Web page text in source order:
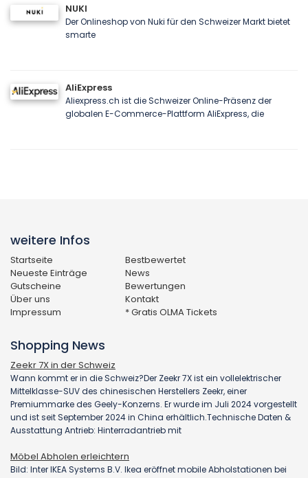
NUKI
Der Onlineshop von Nuki für den Schweizer Markt bietet
smarte
AliExpress
Aliexpress.ch ist die Schweizer Online-Präsenz der
globalen E-Commerce-Plattform AliExpress, die
weitere Infos
Startseite
Bestbewertet
Neueste Einträge
News
Gutscheine
Bewertungen
Über uns
Kontakt
Impressum
* Gratis OLMA Tickets
Shopping News
Zeekr 7X in der Schweiz
Wann kommt er in die Schweiz?Der Zeekr 7X ist ein vollelektrischer
Mittelklasse-SUV des chinesischen Herstellers Zeekr, einer
Premiummarke des Geely-Konzerns. Er wurde im Juli 2024 vorgestellt
und ist seit September 2024 in China erhältlich.Technische Daten &
Ausstattung Antrieb: Hinterradantrieb mit
Möbel Abholen erleichtern
Bild: Inter IKEA Systems B.V. Ikea eröffnet mobile Abholstationen bei